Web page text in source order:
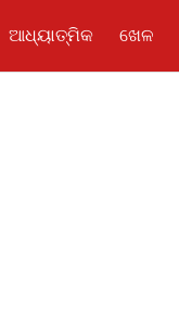
ଆଧ୍ୟାତ୍ମିକ ଖେଳ